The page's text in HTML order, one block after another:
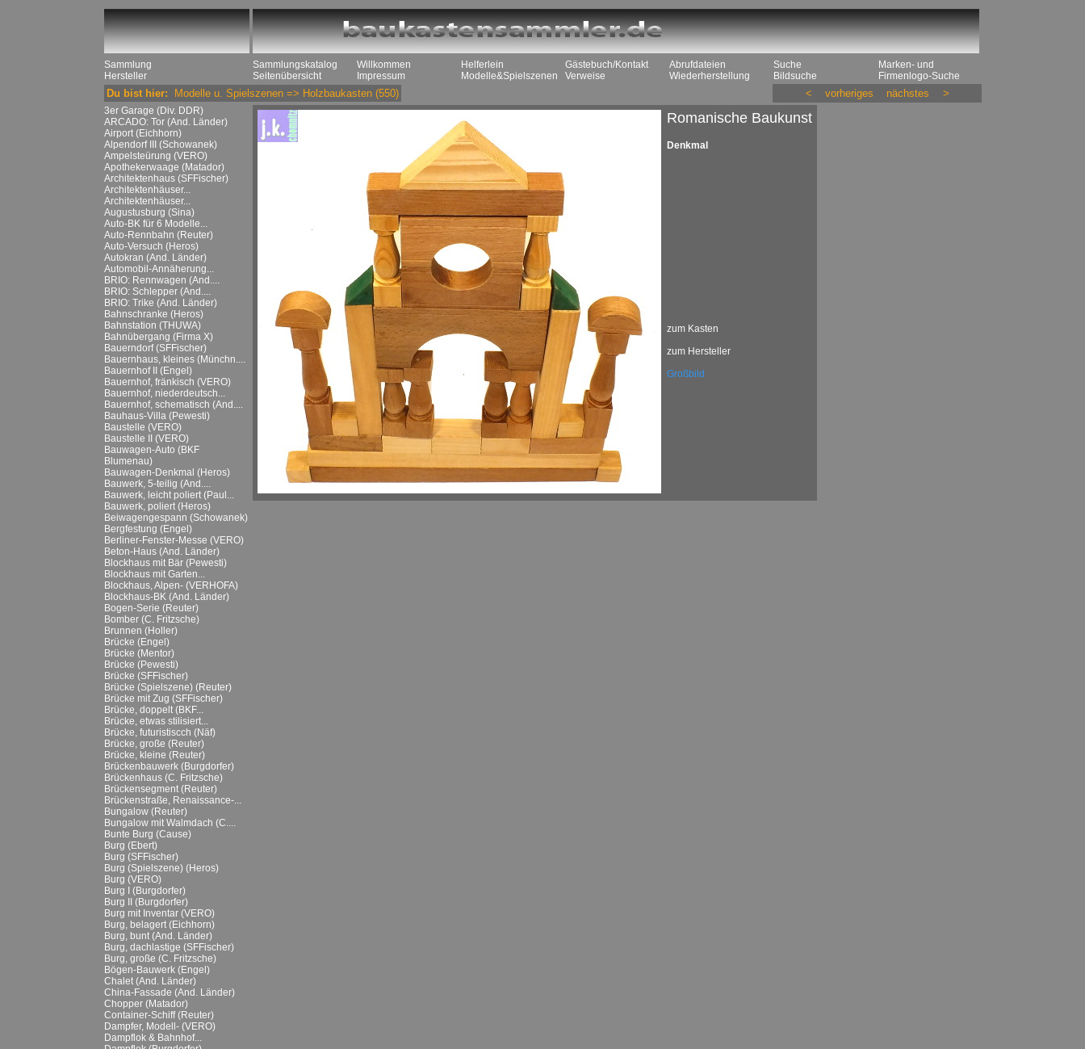
Sammlung
Hersteller
Sammlungskatalog
Seitenübersicht
Willkommen
Impressum
Helferlein
Modelle&Spielszenen
Gästebuch/Kontakt
Verweise
Abrufdateien
Wiederherstellung
Suche
Bildsuche
Marken- und
Firmenlogo-Suche
Du bist hier: Modelle u. Spielszenen => Holzbaukasten (550) < vorheriges nächstes >
3er Garage (Div. DDR)
ARCADO: Tor (And. Länder)
Airport (Eichhorn)
Alpendorf III (Schowanek)
Ampelsteürung (VERO)
Apothekerwaage (Matador)
Architektenhaus (SFFischer)
Architektenhäuser...
Architektenhäuser...
Augustusburg (Sina)
Auto-BK für 6 Modelle...
Auto-Rennbahn (Reuter)
Auto-Versuch (Heros)
Autokran (And. Länder)
Automobil-Annäherung...
BRIO: Rennwagen (And....
BRIO: Schlepper (And....
BRIO: Trike (And. Länder)
Bahnschranke (Heros)
Bahnstation (THUWA)
Bahnübergang (Firma X)
Bauerndorf (SFFischer)
Bauernhaus, kleines (Münchn....
Bauernhof II (Engel)
Bauernhof, fränkisch (VERO)
Bauernhof, niederdeutsch...
Bauernhof, schematisch (And....
Bauhaus-Villa (Pewesti)
Baustelle (VERO)
Baustelle II (VERO)
Bauwagen-Auto (BKF
Blumenau)
Bauwagen-Denkmal (Heros)
Bauwerk, 5-teilig (And....
Bauwerk, leicht poliert (Paul...
Bauwerk, poliert (Heros)
Beiwagengespann (Schowanek)
Bergfestung (Engel)
Berliner-Fenster-Messe (VERO)
Beton-Haus (And. Länder)
Blockhaus mit Bär (Pewesti)
Blockhaus mit Garten...
Blockhaus, Alpen- (VERHOFA)
Blockhaus-BK (And. Länder)
Bogen-Serie (Reuter)
Bomber (C. Fritzsche)
Brunnen (Holler)
Brücke (Engel)
Brücke (Mentor)
Brücke (Pewesti)
Brücke (SFFischer)
Brücke (Spielszene) (Reuter)
Brücke mit Zug (SFFischer)
Brücke, doppelt (BKF...
Brücke, etwas stilisiert...
Brücke, futuristiscch (Näf)
Brücke, große (Reuter)
Brücke, kleine (Reuter)
Brückenbauwerk (Burgdorfer)
Brückenhaus (C. Fritzsche)
Brückensegment (Reuter)
Brückenstraße, Renaissance-...
Bungalow (Reuter)
Bungalow mit Walmdach (C....
Bunte Burg (Cause)
Burg (Ebert)
Burg (SFFischer)
Burg (Spielszene) (Heros)
Burg (VERO)
Burg I (Burgdorfer)
Burg II (Burgdorfer)
Burg mit Inventar (VERO)
Burg, belagert (Eichhorn)
Burg, bunt (And. Länder)
Burg, dachlastige (SFFischer)
Burg, große (C. Fritzsche)
Bögen-Bauwerk (Engel)
Chalet (And. Länder)
China-Fassade (And. Länder)
Chopper (Matador)
Container-Schiff (Reuter)
Dampfer, Modell- (VERO)
Dampflok & Bahnhof...
Romanische Baukunst
Denkmal
zum Kasten
zum Hersteller
Großbild